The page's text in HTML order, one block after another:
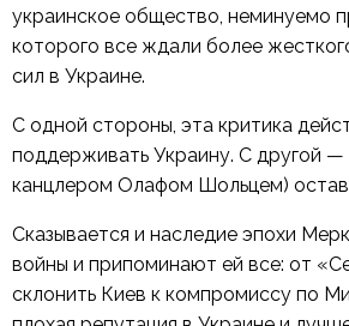
украинское общество, неминуемо
которого все ждали более
сил в Украине.
С одной стороны, эта критика
поддерживать Украину. С другой —
канцлером Олафом Шольцем)
Сказывается и наследие эпохи
войны и припоминают ей все: от
склонить Киев к компромиссу по